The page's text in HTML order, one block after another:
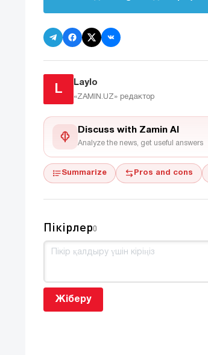
L
Laylo
«ZAMIN.UZ» редактор
Discuss with Zamin AI
Analyze the news, get useful answers
Summarize Pros and cons
Пікірлер0
Жіберу